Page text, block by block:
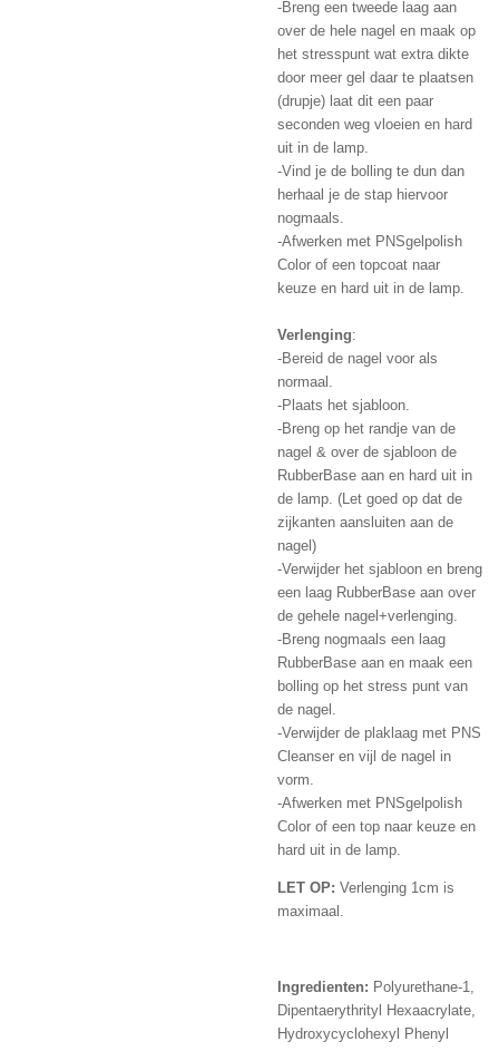
-Breng een tweede laag aan
over de hele nagel en maak op
het stresspunt wat extra dikte
door meer gel daar te plaatsen
(drupje) laat dit een paar
seconden weg vloeien en hard
uit in de lamp.
-Vind je de bolling te dun dan
herhaal je de stap hiervoor
nogmaals.
-Afwerken met PNSgelpolish
Color of een topcoat naar
keuze en hard uit in de lamp.
Verlenging:
-Bereid de nagel voor als
normaal.
-Plaats het sjabloon.
-Breng op het randje van de
nagel & over de sjabloon de
RubberBase aan en hard uit in
de lamp. (Let goed op dat de
zijkanten aansluiten aan de
nagel)
-Verwijder het sjabloon en breng
een laag RubberBase aan over
de gehele nagel+verlenging.
-Breng nogmaals een laag
RubberBase aan en maak een
bolling op het stress punt van
de nagel.
-Verwijder de plaklaag met PNS
Cleanser en vijl de nagel in
vorm.
-Afwerken met PNSgelpolish
Color of een top naar keuze en
hard uit in de lamp.
LET OP: Verlenging 1cm is
maximaal.
Ingredienten: Polyurethane-1,
Dipentaerythrityl Hexaacrylate,
Hydroxycyclohexyl Phenyl